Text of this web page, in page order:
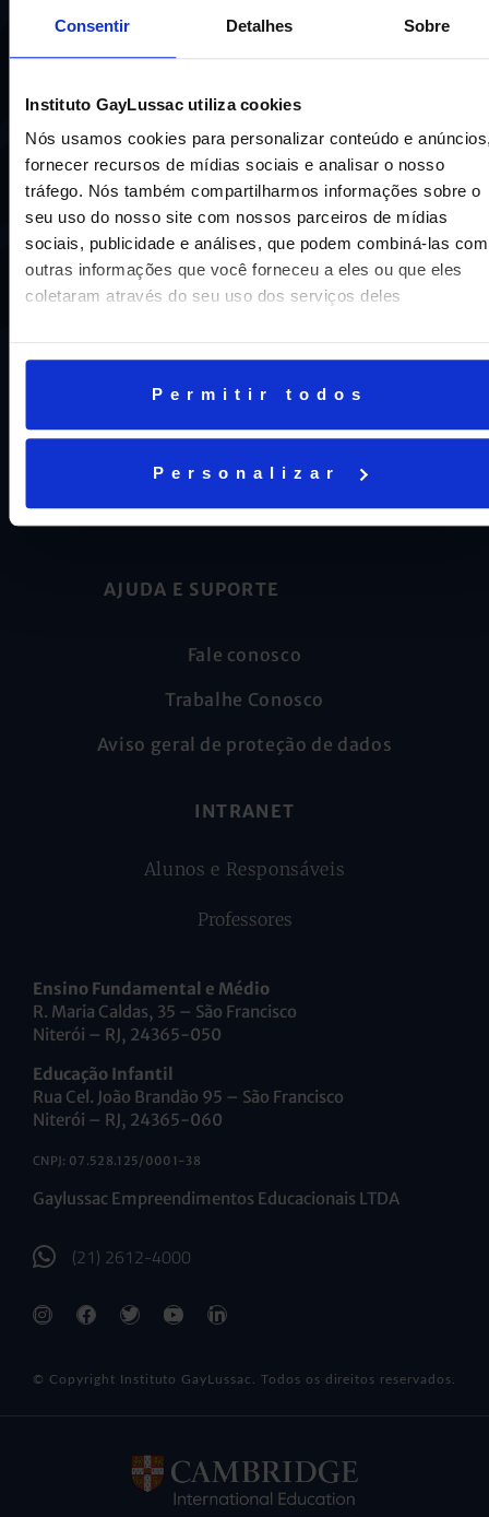
Consentir Detalhes Sobre
Instituto GayLussac utiliza cookies
Nós usamos cookies para personalizar conteúdo e
fornecer recursos de mídias sociais e analisar o nosso
tráfego. Nós também compartilharmos informações sobre o
seu uso do nosso site com nossos parceiros de mídias
sociais, publicidade e análises, que podem combiná-las com
outras informações que você forneceu a eles ou que eles
coletaram através do seu uso dos serviços deles
Permitir todos
Personalizar
Uma escola com mais de 70 anos de tradição e
compromisso de oferecer aos nossos alunos uma
educação inovadora e de vanguarda. A excelência está em
nosso DNA e por isso temos 16 anos como líderes do
ENEM em Niterói, somos a segunda melhor escola do
Estado e a sétima do Brasil.
CNPJ: 16.707.495/0001-23
Cognita Brasil Participacoes LTDA
AJUDA E SUPORTE
Fale conosco
Trabalhe Conosco
Aviso geral de proteção de dados
INTRANET
Alunos e Responsáveis
Professores
Ensino Fundamental e Médio
R. Maria Caldas, 35 – São Francisco
Niterói – RJ, 24365-050
Educação Infantil
Rua Cel. João Brandão 95 – São Francisco
Niterói – RJ, 24365-060
CNPJ: 07.528.125/0001-38
Gaylussac Empreendimentos Educacionais LTDA
(21) 2612-4000
© Copyright Instituto GayLussac. Todos os direitos reservados.